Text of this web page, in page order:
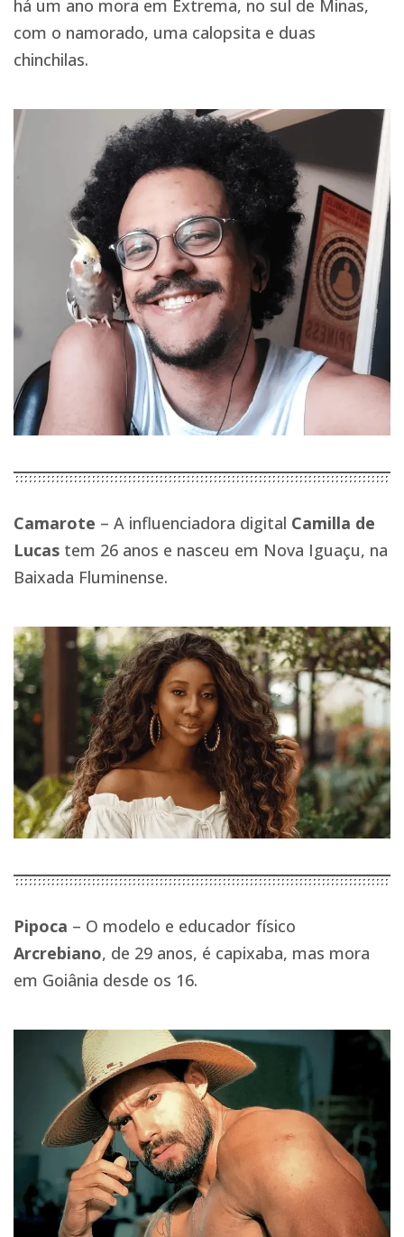
há um ano mora em Extrema, no sul de Minas,
com o namorado, uma calopsita e duas
chinchilas.
Camarote – A influenciadora digital Camilla de
Lucas tem 26 anos e nasceu em Nova Iguaçu, na
Baixada Fluminense.
Pipoca – O modelo e educador físico
Arcrebiano, de 29 anos, é capixaba, mas mora
em Goiânia desde os 16.